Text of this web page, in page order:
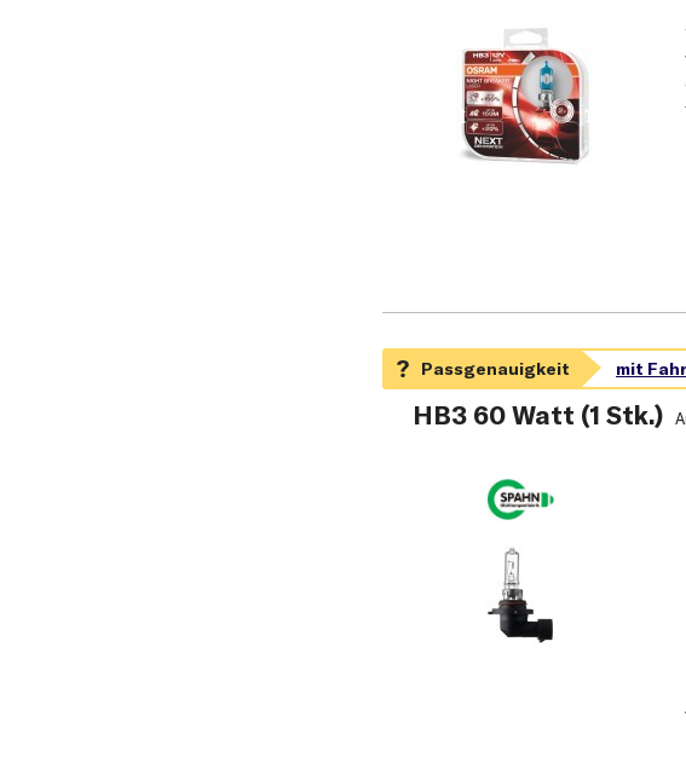
HB3 60 Watt (1 Stk.)